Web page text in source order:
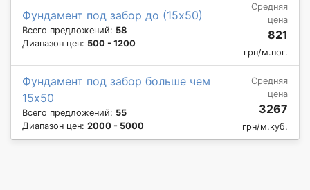
Фундамент под забор до (15х50)
Всего предложений: 58
Диапазон цен: 500 - 1200
Средняя
цена
821
грн/м.пог.
Фундамент под забор больше чем
15х50
Всего предложений: 55
Диапазон цен: 2000 - 5000
Средняя
цена
3267
грн/м.куб.